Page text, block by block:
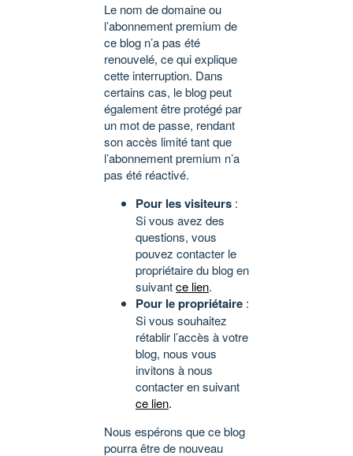
Le nom de domaine ou
l’abonnement premium de
ce blog n’a pas été
renouvelé, ce qui explique
cette interruption. Dans
certains cas, le blog peut
également être protégé par
un mot de passe, rendant
son accès limité tant que
l’abonnement premium n’a
pas été réactivé.
Pour les visiteurs :
Si vous avez des
questions, vous
pouvez contacter le
propriétaire du blog en
suivantce lien.
Pour le propriétaire :
Si vous souhaitez
rétablir l’accès à votre
blog, nous vous
invitons à nous
contacter en suivant
ce lien.
Nous espérons que ce blog
pourra être de nouveau